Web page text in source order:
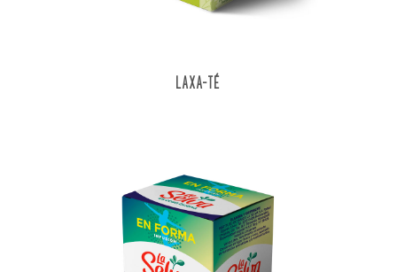
LAXA-TÉ